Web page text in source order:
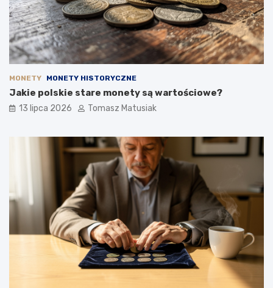
MONETY MONETY HISTORYCZNE
Jakie polskie stare monety są wartościowe?
13 lipca 2026 Tomasz Matusiak